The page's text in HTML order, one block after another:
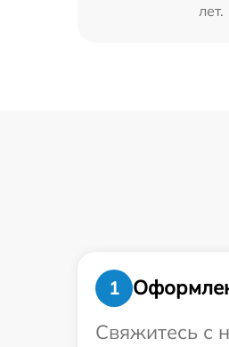
лет.
1
Свяжитесь с